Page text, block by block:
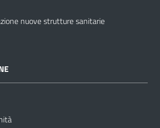
nuove strutture sanitarie